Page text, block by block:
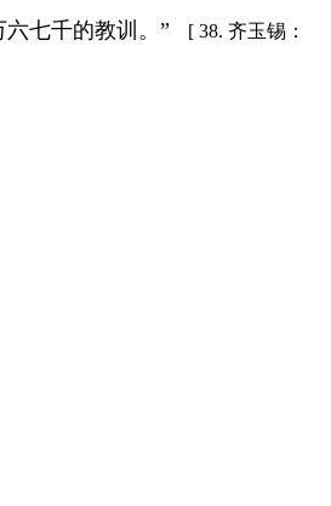
七千的教训。”
[ 38. 齐玉锡：